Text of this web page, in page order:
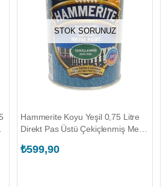
STOK SORUNUZ
Hammerite Koyu Yeşil 0,75 Litre
Direkt Pas Üstü Çekiçlenmiş Metal
₺599,90